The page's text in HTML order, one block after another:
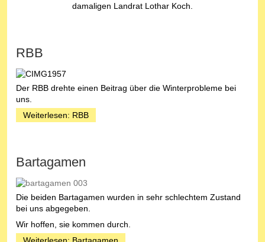
damaligen Landrat Lothar Koch.
RBB
Der RBB drehte einen Beitrag über die Winterprobleme bei
uns.
Weiterlesen: RBB
Bartagamen
Die beiden Bartagamen wurden in sehr schlechtem Zustand
bei uns abgegeben.
Wir hoffen, sie kommen durch.
Weiterlesen: Bartagamen